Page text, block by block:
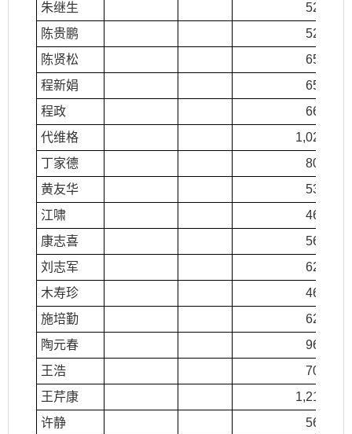
朱继生
529.00
陈贵鹏
529.00
陈贤松
654.00
程新娟
651.00
程政
663.00
代维格
1,022.00
丁家德
804.00
黄友华
531.00
江啸
461.00
康志喜
561.00
刘志军
623.00
木寿珍
461.00
施培勤
622.00
陶元春
962.00
王浩
704.00
王芹康
1,217.00
许静
561.00